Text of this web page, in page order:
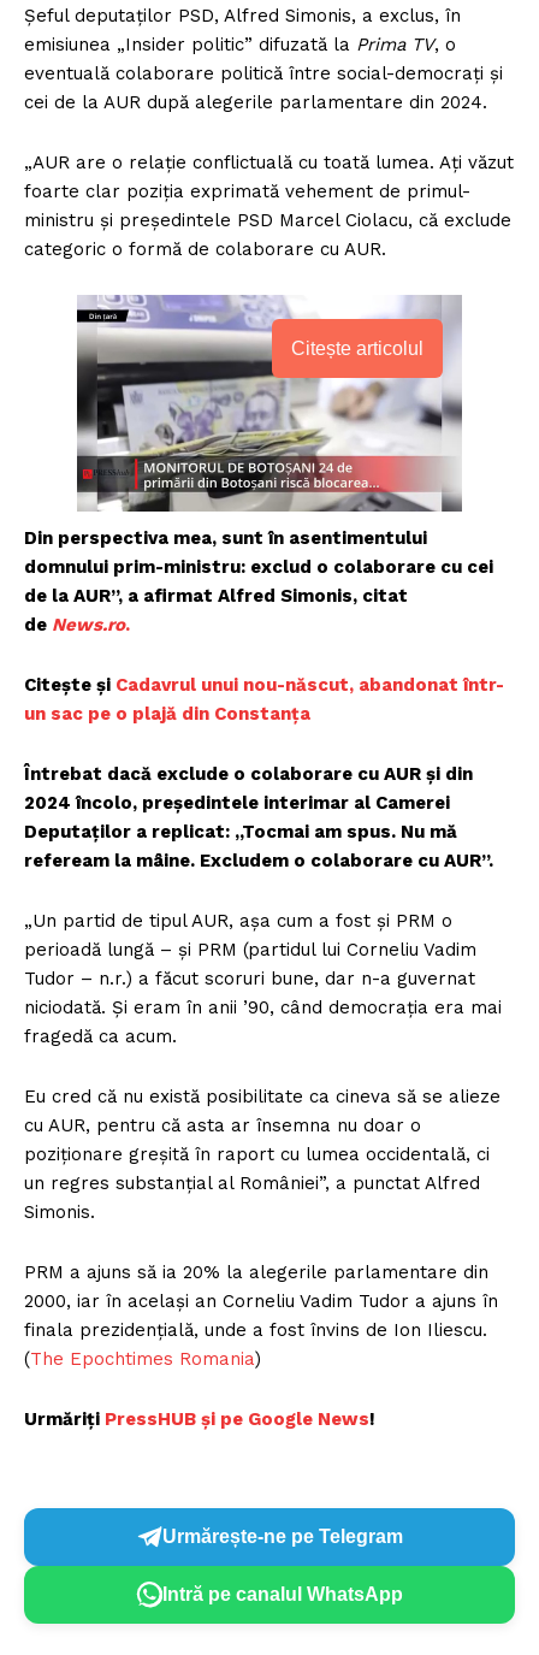
Şeful deputaţilor PSD, Alfred Simonis, a exclus, în
emisiunea „Insider politic” difuzată la Prima TV, o
eventuală colaborare politică între social-democraţi şi
cei de la AUR după alegerile parlamentare din 2024.
„AUR are o relaţie conflictuală cu toată lumea. Aţi văzut
foarte clar poziţia exprimată vehement de primul-
ministru şi preşedintele PSD Marcel Ciolacu, că exclude
categoric o formă de colaborare cu AUR.
Citește articolul
Din perspectiva mea, sunt în asentimentului
domnului prim-ministru: exclud o colaborare cu cei
de la AUR”, a afirmat Alfred Simonis, citat
de News.ro.
Citește și Cadavrul unui nou-născut, abandonat într-
un sac pe o plajă din Constanța
Întrebat dacă exclude o colaborare cu AUR şi din
2024 încolo, preşedintele interimar al Camerei
Deputaţilor a replicat: „Tocmai am spus. Nu mă
refeream la mâine. Excludem o colaborare cu AUR”.
„Un partid de tipul AUR, aşa cum a fost şi PRM o
perioadă lungă – şi PRM (partidul lui Corneliu Vadim
Tudor – n.r.) a făcut scoruri bune, dar n-a guvernat
niciodată. Şi eram în anii ’90, când democraţia era mai
fragedă ca acum.
Eu cred că nu există posibilitate ca cineva să se alieze
cu AUR, pentru că asta ar însemna nu doar o
poziţionare greşită în raport cu lumea occidentală, ci
un regres substanţial al României”, a punctat Alfred
Simonis.
PRM a ajuns să ia 20% la alegerile parlamentare din
2000, iar în acelaşi an Corneliu Vadim Tudor a ajuns în
finala prezidenţială, unde a fost învins de Ion Iliescu.
(The Epochtimes Romania)
Urmăriți PressHUB și pe Google News!
Urmărește-ne pe Telegram
Intră pe canalul WhatsApp